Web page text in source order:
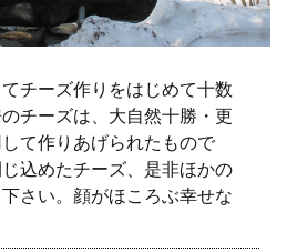
チーズ作りをはじめて十数
チーズは、大自然十勝・更
て作りあげられたもので
込めたチーズ、是非ほかの
さい。顔がほころぶ幸せな